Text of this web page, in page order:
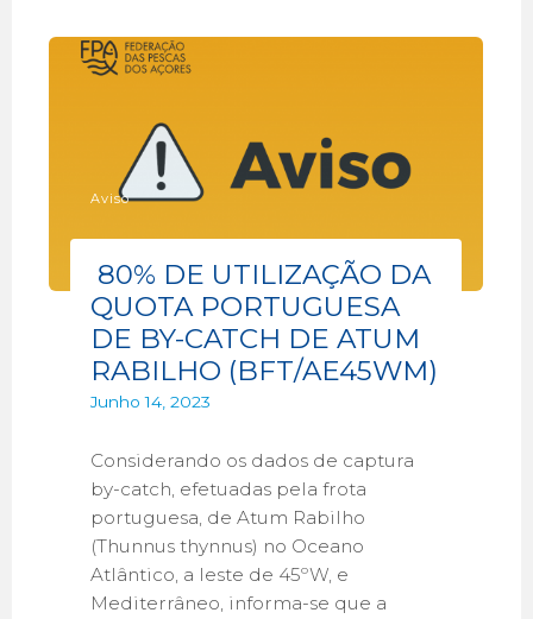
Aviso
80% DE UTILIZAÇÃO DA
QUOTA PORTUGUESA
DE BY-CATCH DE ATUM
RABILHO (BFT/AE45WM)
Junho 14, 2023
Considerando os dados de captura
by-catch, efetuadas pela frota
portuguesa, de Atum Rabilho
(Thunnus thynnus) no Oceano
Atlântico, a leste de 45ºW, e
Mediterrâneo, informa-se que a